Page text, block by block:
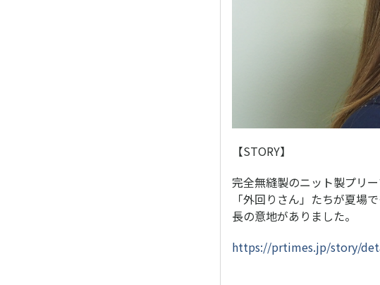
【STORY】
完全無縫製のニット製プリ
「外回りさん」たちが夏場
長の意地がありました。
https://prtimes.jp/story/